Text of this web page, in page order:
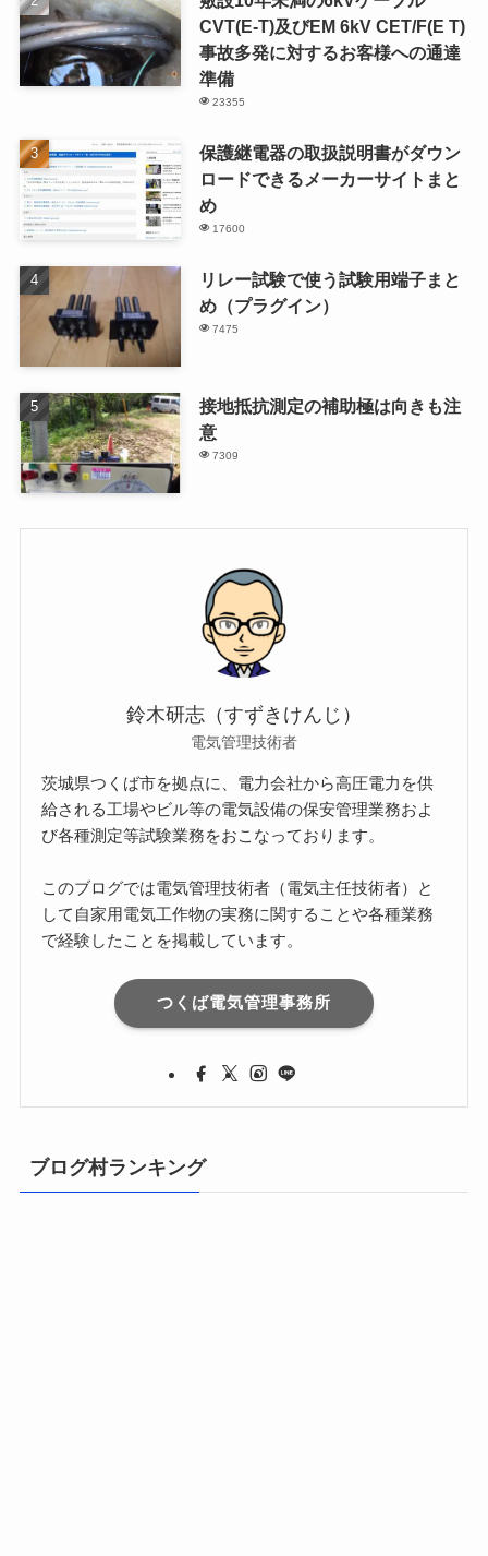
CVT(E-T)及びEM 6kV CET/F(E T)
事故多発に対するお客様への通達
準備
23355
保護継電器の取扱説明書がダウン
ロードできるメーカーサイトまと
め
17600
リレー試験で使う試験用端子まと
め（プラグイン）
7475
接地抵抗測定の補助極は向きも注
意
7309
鈴木研志（すずきけんじ）
電気管理技術者
茨城県つくば市を拠点に、電力会社から高圧電力を供
給される工場やビル等の電気設備の保安管理業務およ
び各種測定等試験業務をおこなっております。
このブログでは電気管理技術者（電気主任技術者）と
して自家用電気工作物の実務に関することや各種業務
で経験したことを掲載しています。
つくば電気管理事務所
ブログ村ランキング